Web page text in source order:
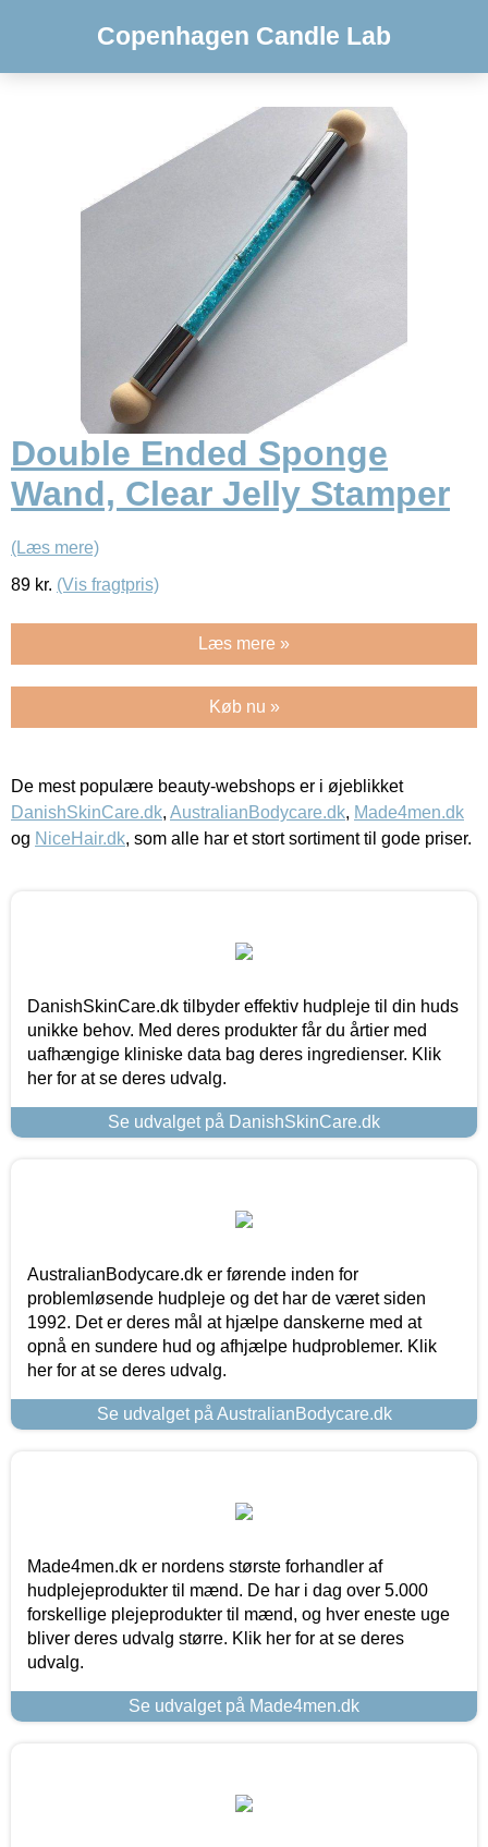
Copenhagen Candle Lab
Double Ended Sponge
Wand, Clear Jelly Stamper
(Læs mere)
89 kr. (Vis fragtpris)
Læs mere »
Køb nu »
De mest populære beauty-webshops er i øjeblikket
DanishSkinCare.dk, AustralianBodycare.dk, Made4men.dk
og NiceHair.dk, som alle har et stort sortiment til gode priser.
DanishSkinCare.dk tilbyder effektiv hudpleje til din huds
unikke behov. Med deres produkter får du årtier med
uafhængige kliniske data bag deres ingredienser. Klik
her for at se deres udvalg.
Se udvalget på DanishSkinCare.dk
AustralianBodycare.dk er førende inden for
problemløsende hudpleje og det har de været siden
1992. Det er deres mål at hjælpe danskerne med at
opnå en sundere hud og afhjælpe hudproblemer. Klik
her for at se deres udvalg.
Se udvalget på AustralianBodycare.dk
Made4men.dk er nordens største forhandler af
hudplejeprodukter til mænd. De har i dag over 5.000
forskellige plejeprodukter til mænd, og hver eneste uge
bliver deres udvalg større. Klik her for at se deres
udvalg.
Se udvalget på Made4men.dk